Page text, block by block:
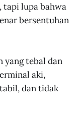
tapi lupa bahwa
bersentuhan
yang tebal dan
aki,
dan tidak